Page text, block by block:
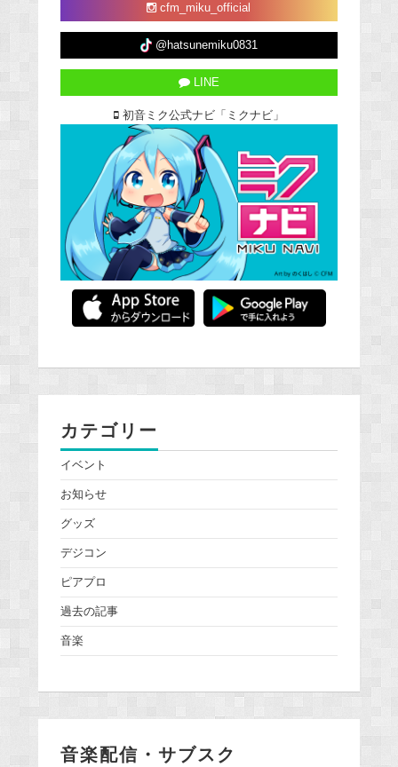
cfm_miku_official
@hatsunemiku0831
LINE
初音ミク公式ナビ「ミクナビ」
カテゴリー
イベント
お知らせ
グッズ
デジコン
ピアプロ
過去の記事
音楽
音楽配信・サブスク